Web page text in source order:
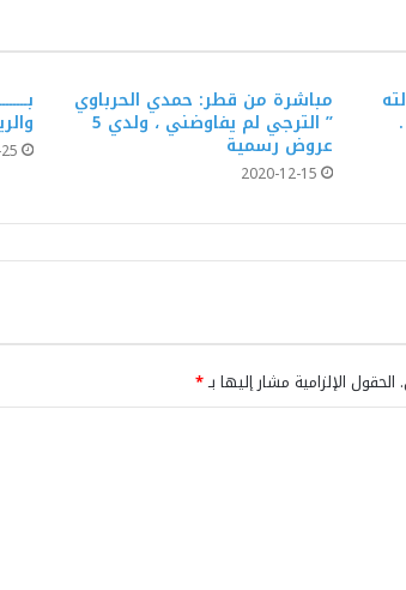
مؤثرة
النادي
علي في
في
ثورة شعب
مباشرة من قطر: حمدي الحرباوي
” الترجي لم يفاوضني ، ولدي 5
عروض رسمية
2020-12-15
الحقول الإلزامية مشار إليها بـ*